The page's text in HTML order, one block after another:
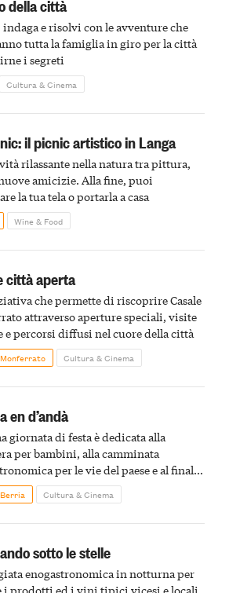
della città
e risolvi con le avventure che
tutta la famiglia in giro per la città
i segreti
Cultura & Cinema
il picnic artistico in Langa
rilassante nella natura tra pittura,
amicizie. Alla fine, puoi
la tua tela o portarla a casa
Wine & Food
città aperta
che permette di riscoprire Casale
attraverso aperture speciali, visite
e percorsi diffusi nel cuore della città
Cultura & Cinema
en d’andà
giornata di festa è dedicata alla
per bambini, alla camminata
per le vie del paese e al finale
Cultura & Cinema
sotto le stelle
enogastronomica in notturna per